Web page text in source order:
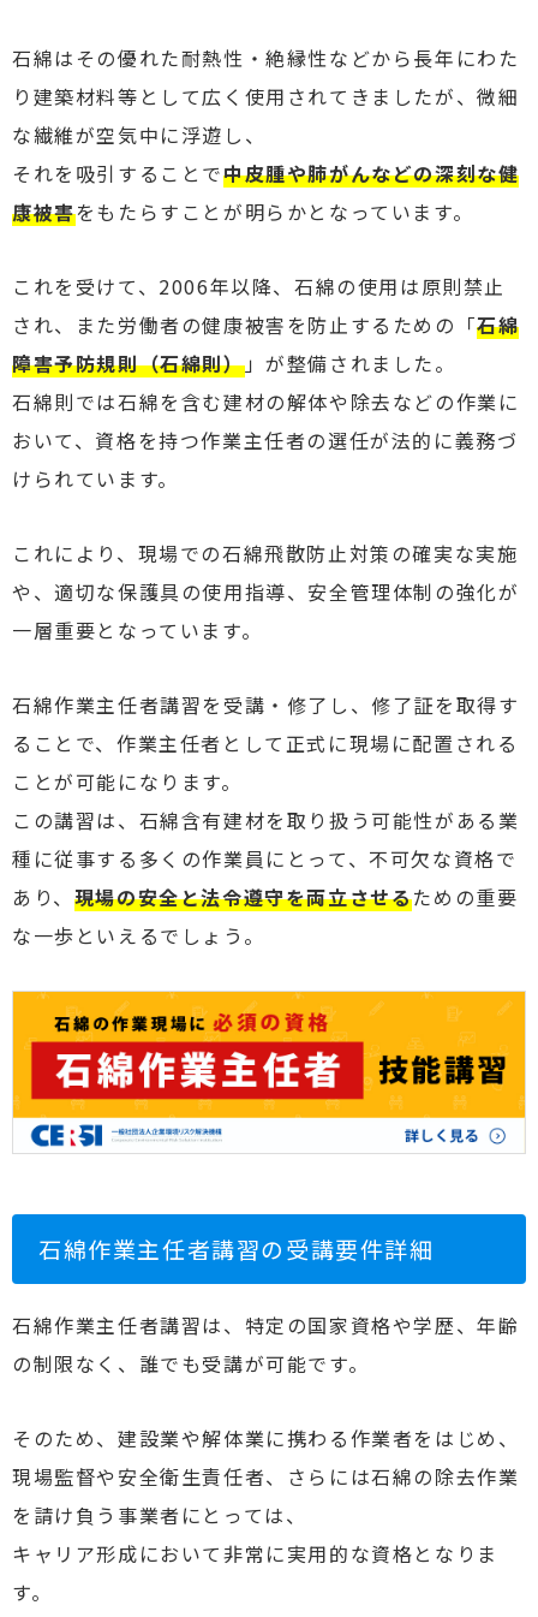
石綿はその優れた耐熱性・絶縁性などから長年にわた
り建築材料等として広く使用されてきましたが、微細
な繊維が空気中に浮遊し、
それを吸引することで中皮腫や肺がんなどの深刻な健
康被害をもたらすことが明らかとなっています。
これを受けて、2006年以降、石綿の使用は原則禁止
され、また労働者の健康被害を防止するための「石綿
障害予防規則（石綿則）」が整備されました。
石綿則では石綿を含む建材の解体や除去などの作業に
おいて、資格を持つ作業主任者の選任が法的に義務づ
けられています。
これにより、現場での石綿飛散防止対策の確実な実施
や、適切な保護具の使用指導、安全管理体制の強化が
一層重要となっています。
石綿作業主任者講習を受講・修了し、修了証を取得す
ることで、作業主任者として正式に現場に配置される
ことが可能になります。
この講習は、石綿含有建材を取り扱う可能性がある業
種に従事する多くの作業員にとって、不可欠な資格で
あり、 現場の安全と法令遵守を両立させるための重要
な一歩といえるでしょう。
石綿作業主任者講習の受講要件詳細
石綿作業主任者講習は、特定の国家資格や学歴、年齢
の制限なく、誰でも受講が可能です。
そのため、建設業や解体業に携わる作業者をはじめ、
現場監督や安全衛生責任者、さらには石綿の除去作業
を請け負う事業者にとっては、
キャリア形成において非常に実用的な資格となりま
す。